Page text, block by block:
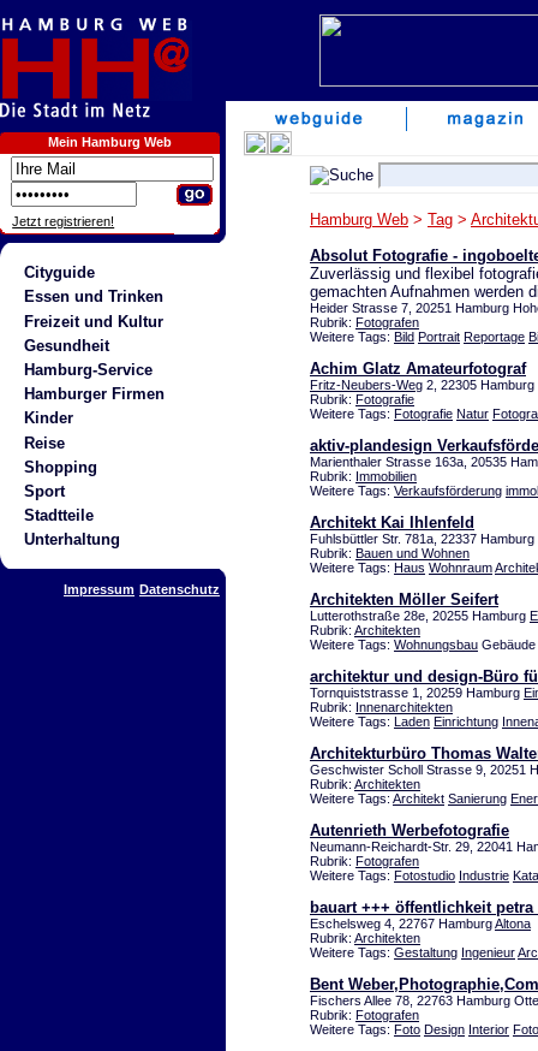
Mein Hamburg Web
Jetzt registrieren!
Cityguide
Essen und Trinken
Freizeit und Kultur
Gesundheit
Hamburg-Service
Hamburger Firmen
Kinder
Reise
Shopping
Sport
Stadtteile
Unterhaltung
Impressum Datenschutz
Hamburg Web > Tag >
Absolut Fotografie -
Zuverlässig und flexibel
gemachten Aufnahmen werden
Heider Strasse 7, 20251 Hamburg
Rubrik: Fotografen
Weitere Tags: Bild Portrait Reportage
Achim Glatz Amateurfotograf
Fritz-Neubers-Weg 2, 22305 Hamburg
Rubrik: Fotografie
Weitere Tags: Fotografie Natur
aktiv-plandesign
Marienthaler Strasse 163a, 20535
Rubrik: Immobilien
Weitere Tags: Verkaufsförderung
Architekt Kai Ihlenfeld
Fuhlsbüttler Str. 781a, 22337
Rubrik: Bauen und Wohnen
Weitere Tags: Haus Wohnraum
Architekten Möller Seifert
Lutterothstraße 28e, 20255 Hamburg
Rubrik: Architekten
Weitere Tags: Wohnungsbau Gebäude
architektur und design-Büro
Tornquiststrasse 1, 20259 Hamburg
Rubrik: Innenarchitekten
Weitere Tags: Laden Einrichtung
Architekturbüro Thomas
Geschwister Scholl Strasse 9, 20251
Rubrik: Architekten
Weitere Tags: Architekt Sanierung
Autenrieth Werbefotografie
Neumann-Reichardt-Str. 29, 22041
Rubrik: Fotografen
Weitere Tags: Fotostudio Industrie
bauart +++ öffentlichkeit petra
Eschelsweg 4, 22767 HamburgAltona
Rubrik: Architekten
Weitere Tags: Gestaltung Ingenieur
Bent
Fischers Allee 78, 22763 Hamburg
Rubrik: Fotografen
Weitere Tags: Foto Design Interior